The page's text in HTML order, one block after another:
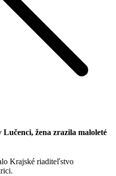
žena zrazila maloleté
Krajské riaditeľstvo